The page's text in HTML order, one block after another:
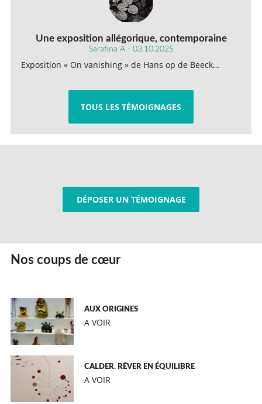
Une exposition allégorique, contemporaine
Sarafina A - 03.10.2025
Exposition « On vanishing » de Hans op de Beeck…
TOUS LES TÉMOIGNAGES
DÉPOSER UN TÉMOIGNAGE
Nos coups de cœur
AUX ORIGINES
A VOIR
CALDER. RÊVER EN ÉQUILIBRE
A VOIR